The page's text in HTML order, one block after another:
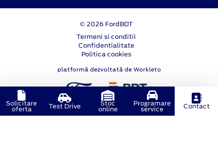
© 2026 FordBDT
Termeni si conditii
Confidentialitate
Politica cookies
platformă dezvoltată de Workleto
Solicitare
oferta Test Drive Stoc
online
Programare
service Contact